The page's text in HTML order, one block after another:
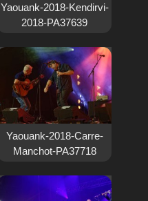
Yaouank-2018-Kendirvi-
2018-PA37639
Yaouank-2018-Carre-
Manchot-PA37718